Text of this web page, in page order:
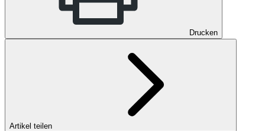
Drucken
Artikel teilen